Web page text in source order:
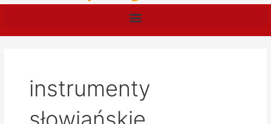
instrumenty